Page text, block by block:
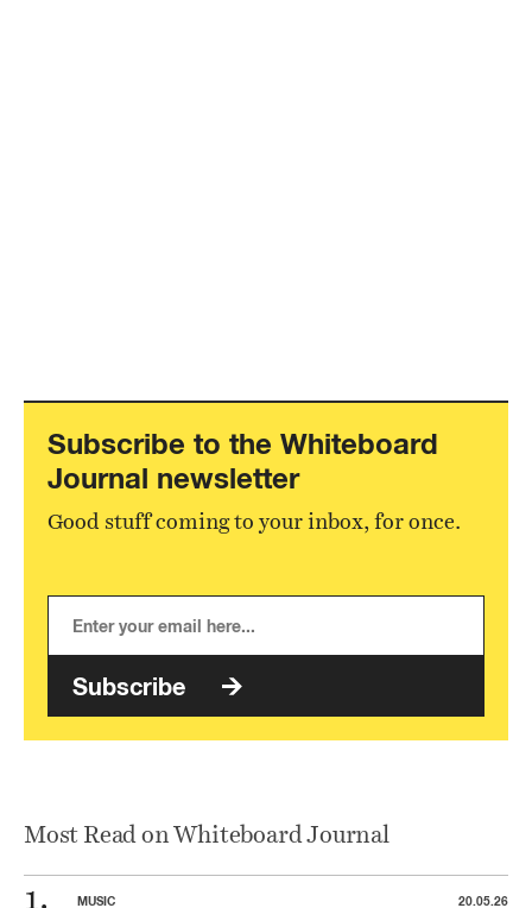
Subscribe to the Whiteboard
Journal newsletter
Good stuff coming to your inbox, for once.
Subscribe
Most Read on Whiteboard Journal
MUSIC 20.05.26